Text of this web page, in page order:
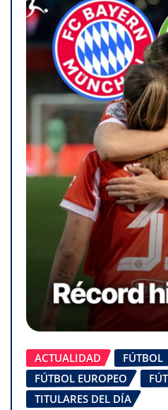
ACTUALIDAD
FÚTBOL
FÚTBOL EUROPEO
TITULARES DEL DÍA